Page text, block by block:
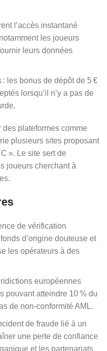
l’accès instantané
les joueurs
leurs données
les bonus de dépôt de 5 €
lorsqu’il n’y a pas de
plateformes comme
plusieurs sites proposant
». Le site sert de
joueurs cherchant à
de vérification
d’origine douteuse et
les opérateurs à des
européennes
pouvant atteindre 10 % du
de non‑conformité AML.
de fraude lié à un
une perte de confiance
et les partenariats